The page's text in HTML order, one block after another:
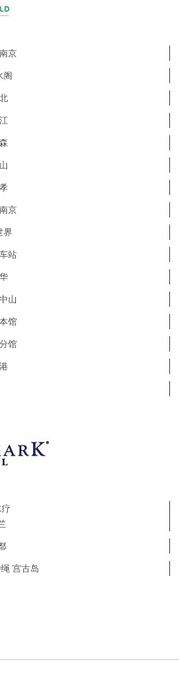
京
阁
京
界
站
山
馆
馆
宫古岛